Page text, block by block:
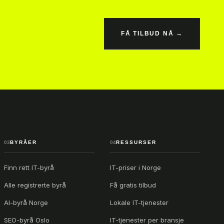
FÅ TILBUD NÅ →
03BYRÅER
Finn rett IT-byrå
Alle registrerte byrå
AI-byrå Norge
SEO-byrå Oslo
04RESSURSER
IT-priser i Norge
Få gratis tilbud
Lokale IT-tjenester
IT-tjenester per bransje